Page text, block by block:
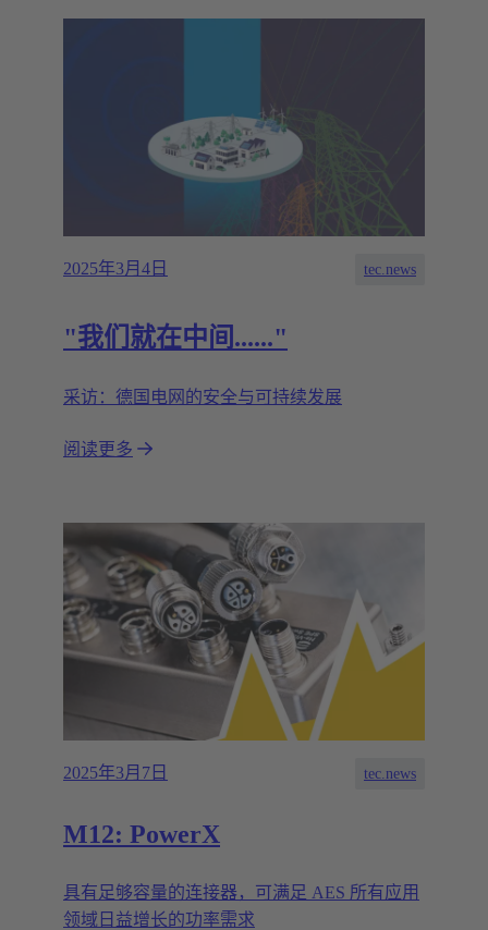
2025年3月4日 tec.news
"我们就在中间......"
采访：德国电网的安全与可持续发展
阅读更多
2025年3月7日 tec.news
M12: PowerX
具有足够容量的连接器，可满足 AES 所有应用
领域日益增长的功率需求